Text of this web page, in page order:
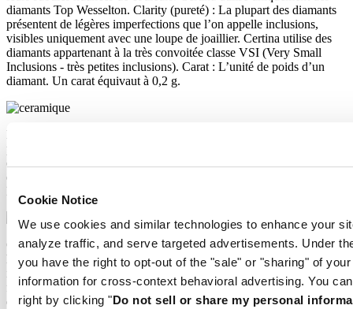
Cookie Notice
We use cookies and similar technologies to enhance your
analyze traffic, and serve targeted advertisements. Under
you have the right to opt-out of the "sale" or "sharing" of
information for cross-context behavioral advertising. You
right by clicking "Do not sell or share my personal
diamants Top Wesselton. Clarity (pureté) : La plupart des diamants
présentent de légères imperfections que l’on appelle inclusions,
visibles uniquement avec une loupe de joaillier. Certina utilise des
diamants appartenant à la très convoitée classe VSI (Very Small
Inclusions - très petites inclusions). Carat : L’unité de poids d’un
diamant. Un carat équivaut à 0,2 g.
Les céramiques utilisées dans l’horlogerie sont durcies via un
processus de cuisson à plus de 900 °C. Les lunettes, cabochons et
éléments de bracelets Certina en céramique sont non seulement
esthétiques mais surtout inrayables et conservent très longtemps
l’intensité de leur couleur et leur éclat.
Cette matière organique, dont Certina orne notamment les cadrans
haut de gamme de ses montres pour femme, provient du revêtement
intérieur de certains coquillages. La nacre irisée et scintillante est très
fragile et doit être manipulée avec un soin extrême, ce qui la rend
encore plus précieuse.